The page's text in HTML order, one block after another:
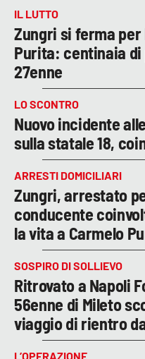
IL LUTTO
Zungri si ferma
Purita: centinaia
27enne
LO SCONTRO
Nuovo incidente
sulla statale 18,
ARRESTI DOMICILIARI
Zungri, arrestato
conducente
la vita a Carmelo
SOSPIRO DI SOLLIEVO
Ritrovato a Napoli
56enne di Mileto
viaggio di rientro
L’OPERAZIONE